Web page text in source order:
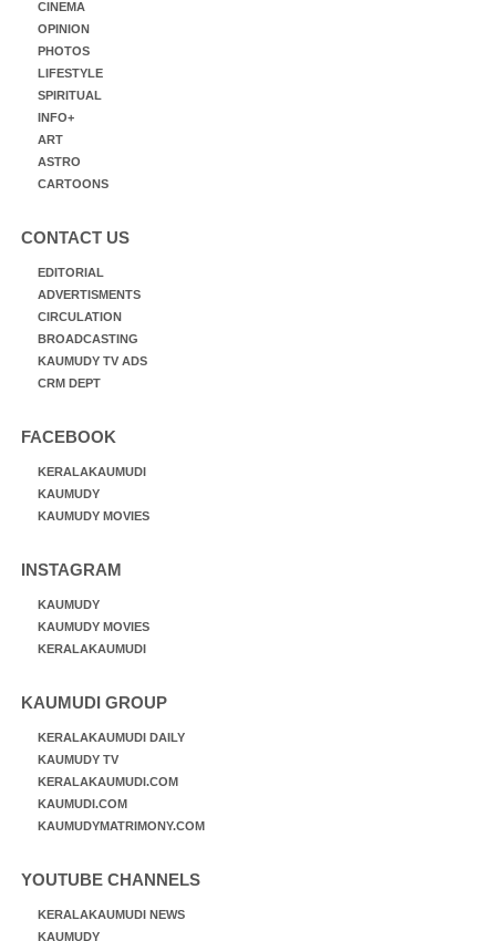
CINEMA
OPINION
PHOTOS
LIFESTYLE
SPIRITUAL
INFO+
ART
ASTRO
CARTOONS
CONTACT US
EDITORIAL
ADVERTISMENTS
CIRCULATION
BROADCASTING
KAUMUDY TV ADS
CRM DEPT
FACEBOOK
KERALAKAUMUDI
KAUMUDY
KAUMUDY MOVIES
INSTAGRAM
KAUMUDY
KAUMUDY MOVIES
KERALAKAUMUDI
KAUMUDI GROUP
KERALAKAUMUDI DAILY
KAUMUDY TV
KERALAKAUMUDI.COM
KAUMUDI.COM
KAUMUDYMATRIMONY.COM
YOUTUBE CHANNELS
KERALAKAUMUDI NEWS
KAUMUDY